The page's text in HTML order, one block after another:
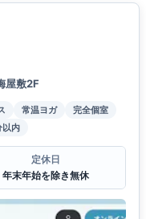
屋敷2F
常温ヨガ
完全個室
以内
定休日
年末年始を除き無休